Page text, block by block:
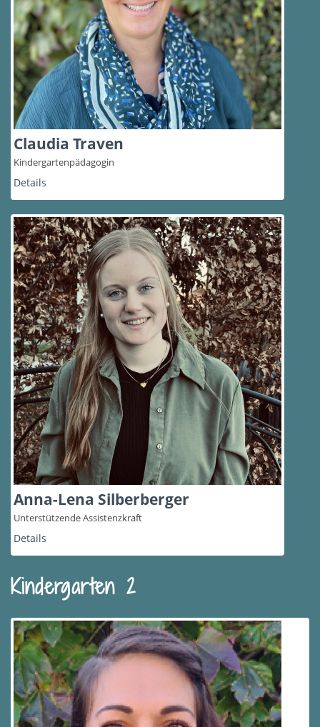
Claudia Traven
Kindergartenpädagogin
Details
Anna-Lena Silberberger
Unterstützende Assistenzkraft
Details
Kindergarten 2